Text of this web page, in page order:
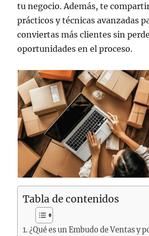
tu negocio. Además, te
prácticos y técnicas avanzadas
conviertas más clientes sin
oportunidades en el proceso.
Tabla de contenidos
¿Qué es un Embudo de Ventas y